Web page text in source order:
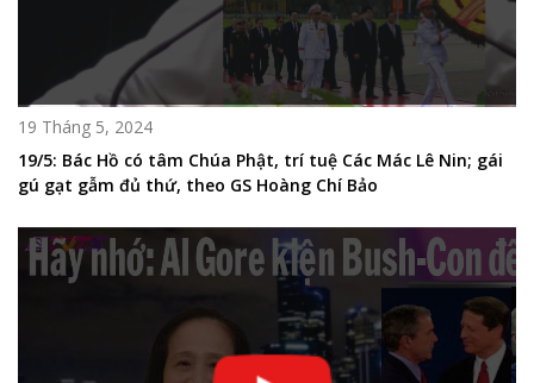
19 Tháng 5, 2024
19/5: Bác Hồ có tâm Chúa Phật, trí tuệ Các Mác Lê Nin; gái
gú gạt gẫm đủ thứ, theo GS Hoàng Chí Bảo